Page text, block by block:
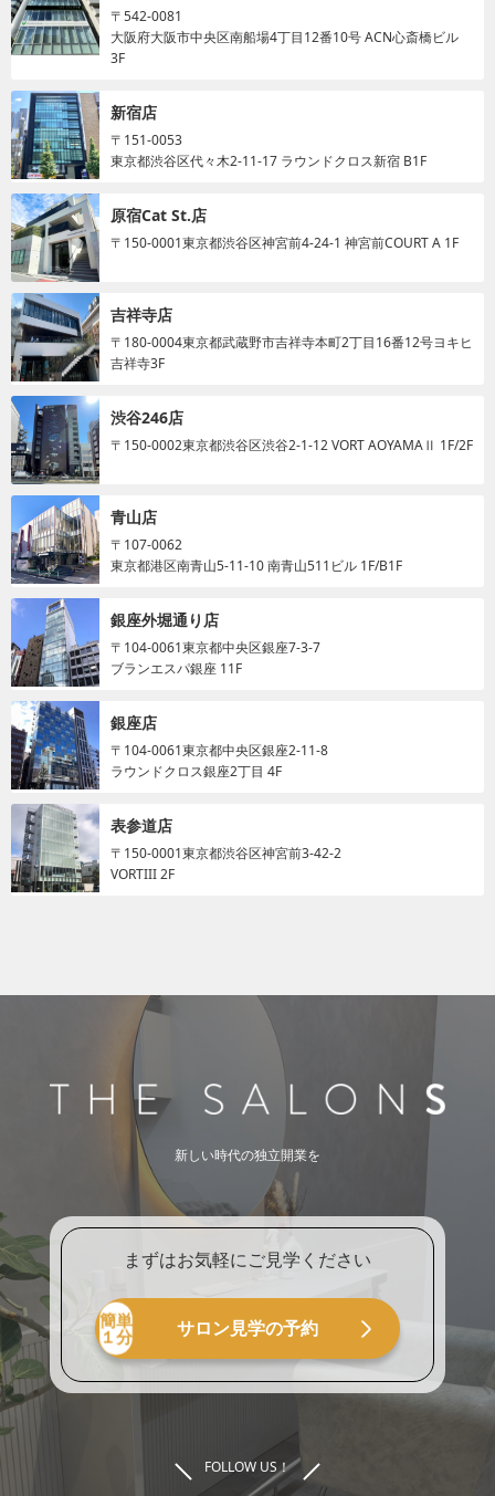
〒542-0081
大阪府大阪市中央区南船場4丁目12番10号 ACN心斎橋ビル
3F
新宿店
〒151-0053
東京都渋谷区代々木2-11-17 ラウンドクロス新宿 B1F
原宿Cat St.店
〒150-0001東京都渋谷区神宮前4-24-1 神宮前COURT A 1F
吉祥寺店
〒180-0004東京都武蔵野市吉祥寺本町2丁目16番12号ヨキヒ
吉祥寺3F
渋谷246店
〒150-0002東京都渋谷区渋谷2-1-12 VORT AOYAMAⅡ 1F/2F
青山店
〒107-0062
東京都港区南青山5-11-10 南青山511ビル 1F/B1F
銀座外堀通り店
〒104-0061東京都中央区銀座7-3-7
ブランエスパ銀座 11F
銀座店
〒104-0061東京都中央区銀座2-11-8
ラウンドクロス銀座2丁目 4F
表参道店
〒150-0001東京都渋谷区神宮前3-42-2
VORTIII 2F
新しい時代の独立開業を
FOLLOW US！
まずはお気軽にご見学ください
サロン見学の予約